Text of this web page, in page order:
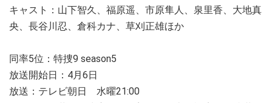
キャスト：山下智久、福原遥、市原隼人、泉里香、大地真
央、長谷川忍、倉科カナ、草刈正雄ほか
同率5位：特捜9 season5
放送開始日：4月6日
放送：テレビ朝日 水曜21:00